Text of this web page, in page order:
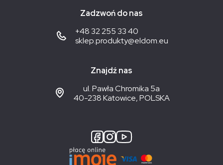
Zadzwoń do nas
+48 32 255 33 40
sklep.produkty@eldom.eu
Znajdź nas
ul. Pawła Chromika 5a
40-238 Katowice, POLSKA